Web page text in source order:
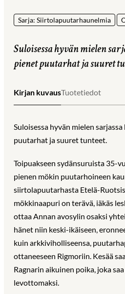
Sarja: Siirtolapuutarhaunelmia
Suloisessa hyvän mielen
pienet puutarhat ja suuret
Kirjan kuvausTuotetiedot
Suloisessa hyvän mielen
puutarhat ja suuret tunteet.
Toipuakseen sydänsuruista 35-
pienen mökin puutarhoineen
siirtolapuutarhasta Etelä-
mökkinaapuri on terävä, iäkäs
ottaa Annan avosylin osaksi
hänet niin keski-ikäiseen,
kuin arkkiviholliseensa,
ottaneeseen Rigmoriin. Kesää
Ragnarin aikuinen poika, joka
levottomaksi.